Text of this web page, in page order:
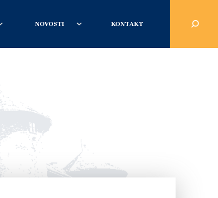
NOVOSTI KONTAKT